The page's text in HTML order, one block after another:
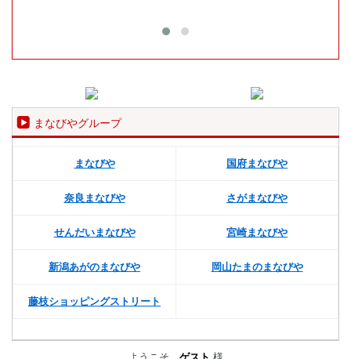
まなびやグループ
まなびや 国府まなびや
奈良まなびや さがまなびや
せんだいまなびや 宮崎まなびや
新潟あがのまなびや 岡山たまのまなびや
藤枝ショッピングストリート